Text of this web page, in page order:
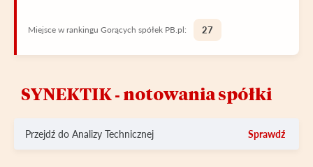
Miejsce w rankingu Gorących spółek PB.pl: 27
SYNEKTIK ‑ notowania spółki
Przejdź do Analizy Technicznej Sprawdź